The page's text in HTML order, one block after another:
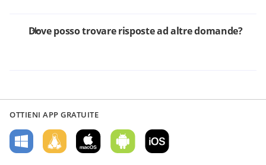
Dove posso trovare risposte ad altre domande?
OTTIENI APP GRATUITE